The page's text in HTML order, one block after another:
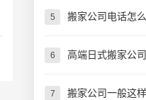
5 搬家公司电话怎么
6 高端日式搬家公
7 搬家公司一般这样